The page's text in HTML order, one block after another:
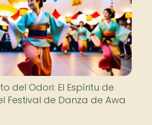
del Odori: El Espíritu de
Festival de Danza de Awa